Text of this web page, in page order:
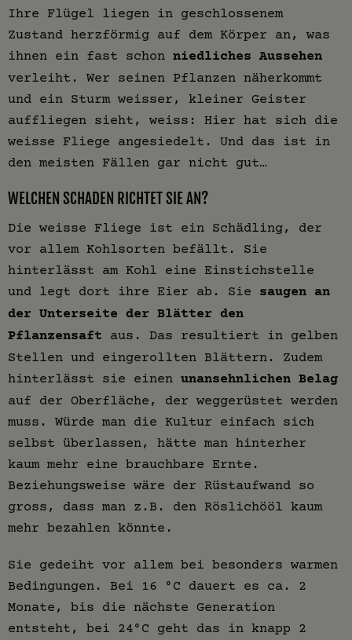
Ihre Flügel liegen in geschlossenem
Zustand herzförmig auf dem Körper an, was
ihnen ein fast schon niedliches Aussehen
verleiht. Wer seinen Pflanzen näherkommt
und ein Sturm weisser, kleiner Geister
auffliegen sieht, weiss: Hier hat sich die
weisse Fliege angesiedelt. Und das ist in
den meisten Fällen gar nicht gut…
WELCHEN SCHADEN RICHTET SIE AN?
Die weisse Fliege ist ein Schädling, der
vor allem Kohlsorten befällt. Sie
hinterlässt am Kohl eine Einstichstelle
und legt dort ihre Eier ab. Sie saugen an
der Unterseite der Blätter den
Pflanzensaft aus. Das resultiert in gelben
Stellen und eingerollten Blättern. Zudem
hinterlässt sie einen unansehnlichen Belag
auf der Oberfläche, der weggerüstet werden
muss. Würde man die Kultur einfach sich
selbst überlassen, hätte man hinterher
kaum mehr eine brauchbare Ernte.
Beziehungsweise wäre der Rüstaufwand so
gross, dass man z.B. den Röslichööl kaum
mehr bezahlen könnte.
Sie gedeiht vor allem bei besonders warmen
Bedingungen. Bei 16 °C dauert es ca. 2
Monate, bis die nächste Generation
entsteht, bei 24°C geht das in knapp 2